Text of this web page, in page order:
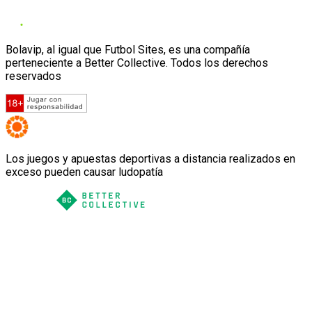
Bolavip, al igual que Futbol Sites, es una compañía
perteneciente a Better Collective. Todos los derechos
reservados
Los juegos y apuestas deportivas a distancia realizados en
exceso pueden causar ludopatía